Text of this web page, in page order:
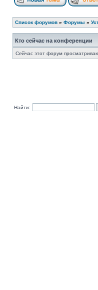
Список форумов » Форумы »
Кто сейчас на конференции
Сейчас этот форум
Найти: